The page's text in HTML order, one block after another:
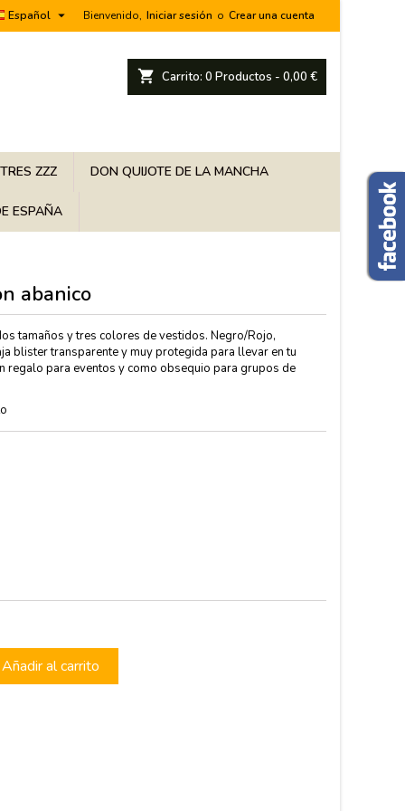
Bienvenido, Iniciar sesión o Crear una cuenta
Español 
shopping_cart Carrito: 0 Productos - 0,00 €
ZZZ DON QUIJOTE DE LA MANCHA
ESPAÑA
abanico
tamaños y tres colores de vestidos. Negro/Rojo,
blister transparente y muy protegida para llevar en tu
regalo para eventos y como obsequio para grupos de
Añadir al carrito